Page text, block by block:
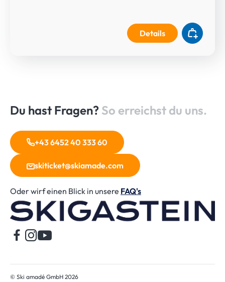
Details
Du hast Fragen? So erreichst du uns.
+43 6452 40 333 60
skiticket@skiamade.com
Oder wirf einen Blick in unsere FAQ's
© Ski amadé GmbH 2026